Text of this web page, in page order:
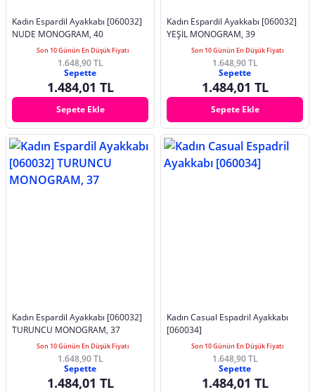
Kadın Espardil Ayakkabı [060032]
NUDE MONOGRAM, 40
Son 10 Günün En Düşük Fiyatı
1.648,90 TL
Sepette
1.484,01 TL
Sepete Ekle
Kadın Espardil Ayakkabı [060032]
YEŞİL MONOGRAM, 39
Son 10 Günün En Düşük Fiyatı
1.648,90 TL
Sepette
1.484,01 TL
Sepete Ekle
Kadın Espardil Ayakkabı [060032]
TURUNCU MONOGRAM, 37
Son 10 Günün En Düşük Fiyatı
1.648,90 TL
Sepette
1.484,01 TL
Kadın Casual Espadril Ayakkabı
[060034]
Son 10 Günün En Düşük Fiyatı
1.648,90 TL
Sepette
1.484,01 TL